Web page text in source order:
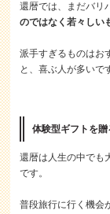
還暦では、まだバリ
のではなく若々しい
派手すぎるものはお
と、喜ぶ人が多いで
体験型ギフトを贈
還暦は人生の中でも
です。
普段旅行に行く機会